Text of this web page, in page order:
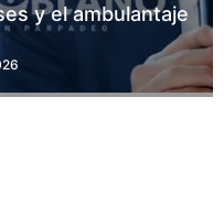
y el ambulantaje